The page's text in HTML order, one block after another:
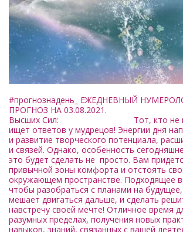
#прогнознадень_ ЕЖЕДНЕВНЫЙ
ПРОГНОЗ НА 03.08.2021.
Высших Сил: Тот, кто не
ищет ответов у мудрецов! Энергии дня
и развитие творческого потенциала,
и связей. Однако, особенность
это будет сделать не просто. Вам
привычной зоны комфорта и отстоять
окружающем пространстве. Подходящее
чтобы разобраться с планами на
мешает двигаться дальше, и сделать
навстречу своей мечте! Отличное время
разумных пределах, получения новых
навыков, знаний, связанных с вашей